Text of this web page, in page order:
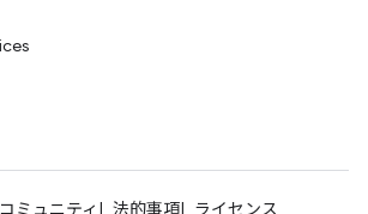
コミュニティ 法的事項 ライセンス